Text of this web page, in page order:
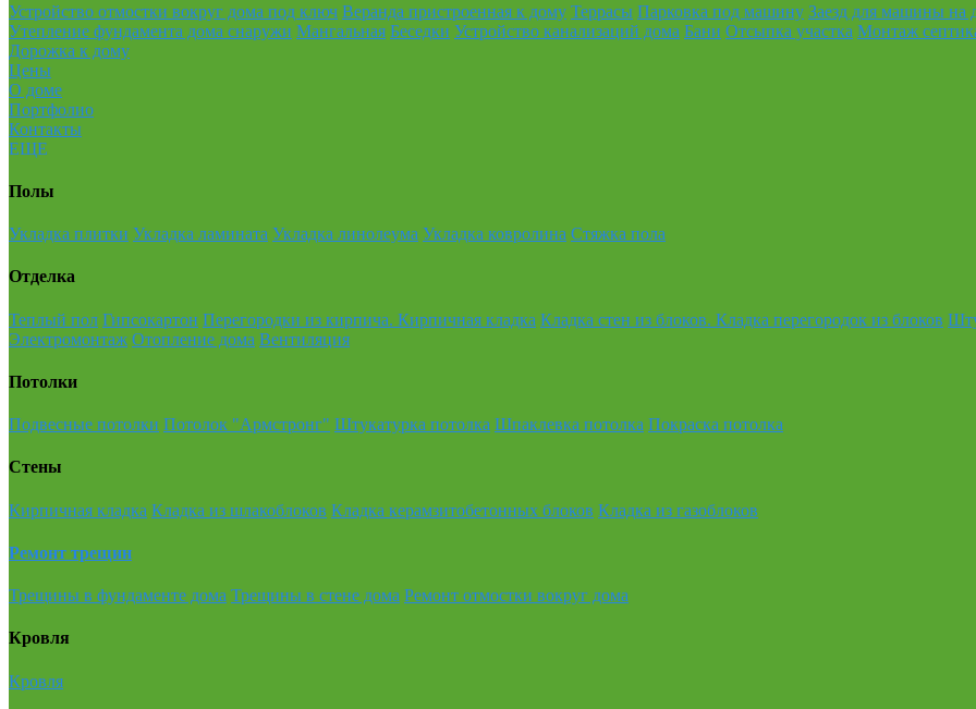
Устройство отмостки вокруг дома под ключ Веранда пристроенная к дому Террасы Парковка под машину Заезд для машины на
Утепление фундамента дома снаружи Мангальная Беседки Устройство канализаций дома Бани Отсыпка участка Монтаж
Дорожка к дому
Цены
О доме
Портфолио
Контакты
ЕЩЕ
Полы
Укладка плитки Укладка ламината Укладка линолеума Укладка ковролина Стяжка пола
Отделка
Теплый пол Гипсокартон Перегородки из кирпича. Кирпичная кладка Кладка стен из блоков. Кладка перегородок из блоков
Электромонтаж Отопление дома Вентиляция
Потолки
Подвесные потолки Потолок "Армстронг" Штукатурка потолка Шпаклевка потолка Покраска потолка
Стены
Кирпичная кладка Кладка из шлакоблоков Кладка керамзитобетонных блоков Кладка из газоблоков
Ремонт трещин
Трещины в фундаменте дома Трещины в стене дома Ремонт отмостки вокруг дома
Кровля
Кровля